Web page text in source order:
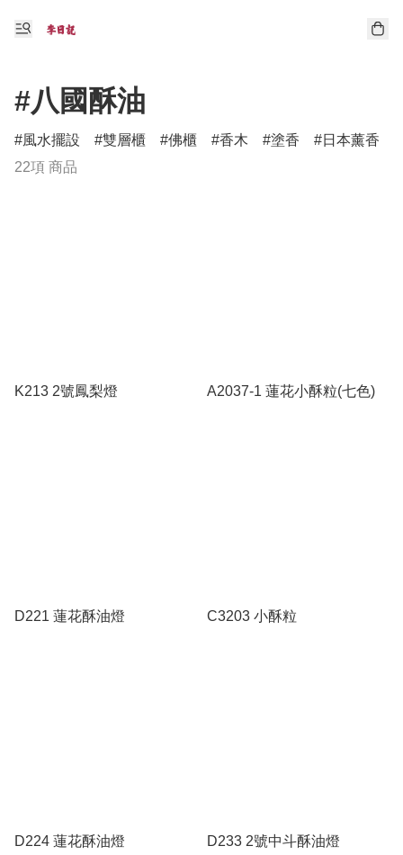
#八國酥油
風水擺設 雙層櫃 佛櫃 香木 塗香 日本薰香
22項 商品
K213 2號鳳梨燈 A2037-1 蓮花小酥粒(七色)
D221 蓮花酥油燈 C3203 小酥粒
D224 蓮花酥油燈 D233 2號中斗酥油燈